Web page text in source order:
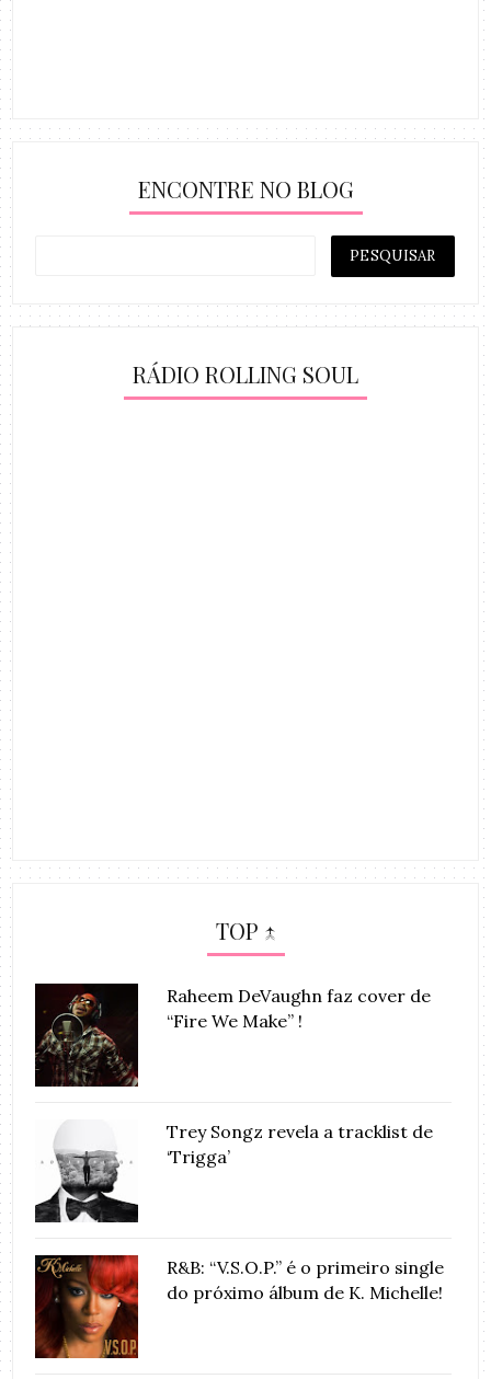
ENCONTRE NO BLOG
RÁDIO ROLLING SOUL
TOP ↑
Raheem DeVaughn faz cover de
“Fire We Make” !
Trey Songz revela a tracklist de
‘Trigga’
R&B: “V.S.O.P.” é o primeiro single
do próximo álbum de K. Michelle!